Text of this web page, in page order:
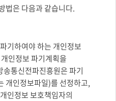
법은 다음과 같습니다.
기하여야 하는 개인정보
인정보 파기계획을
통신전파진흥원은 파기
개인정보파일)를 선정하고,
인정보 보호책임자의